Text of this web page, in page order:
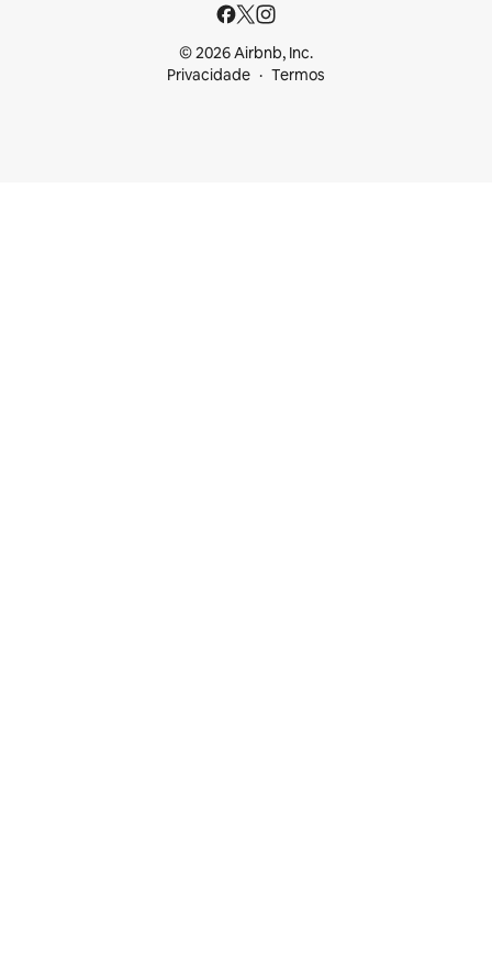
© 2026 Airbnb, Inc.
Privacidade
Termos